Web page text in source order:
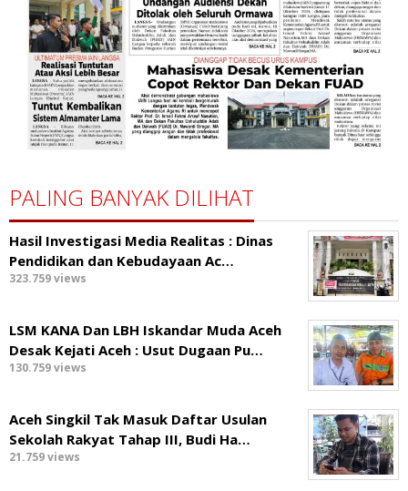
PALING BANYAK DILIHAT
Hasil Investigasi Media Realitas : ‎Dinas
Pendidikan dan Kebudayaan Ac…
323.759 views
LSM KANA Dan LBH Iskandar Muda Aceh
Desak Kejati Aceh : Usut Dugaan Pu…
130.759 views
Aceh Singkil Tak Masuk Daftar Usulan
Sekolah Rakyat Tahap III, Budi Ha…
21.759 views